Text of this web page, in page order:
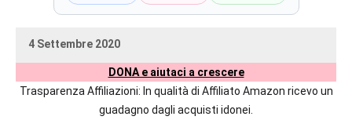
delle
autrici
4 Settembre 2020
DONA e aiutaci a crescere
Trasparenza Affiliazioni: In qualità di Affiliato Amazon ricevo un
guadagno dagli acquisti idonei.